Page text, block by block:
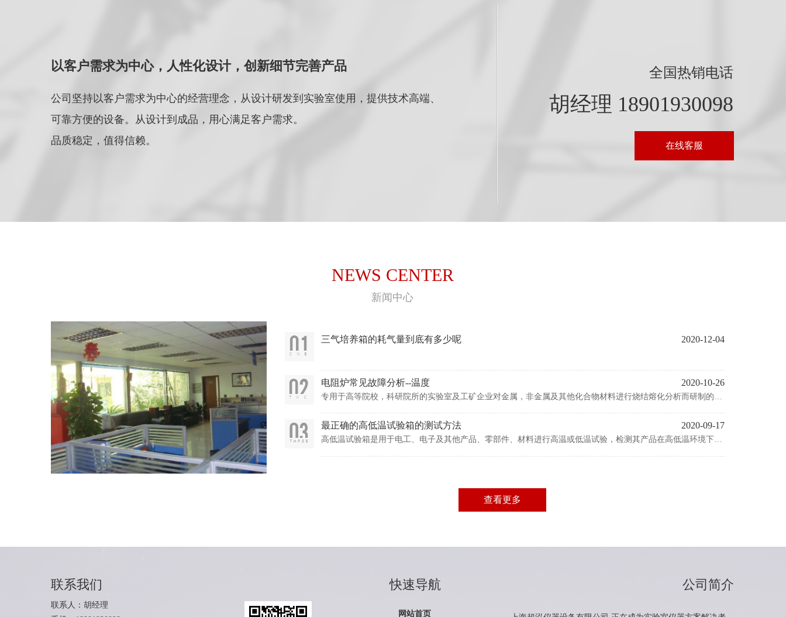
公司坚持以客户需求为中心的经营理念，从设计研发到实验室使用，提供技术高端、
可靠方便的设备。从设计到成品，用心满足客户需求。
品质稳定，值得信赖。
全国热销电话
在线客服
以客户需求为中心，人性化设计，创新细节完善产品
胡经理 18901930098
NEWS CENTER
新闻中心
三气培养箱的耗气量到底有多少呢 2020-12-04
电阻炉常见故障分析--温度 2020-10-26
专用于高等院校，科研院所的实验室及工矿企业对金属，非金属及其他化合物材料进行烧结熔化分析而研制的专
工，机械，耐火材料，新材料开发，特种材料，建材领域。
最正确的高低温试验箱的测试方法 2020-09-17
高低温试验箱是用于电工、电子及其他产品、零部件、材料进行高温或低温试验，检测其产品在高低温环境下储
查看更多
联系我们
联系人：胡经理
快速导航
网站首页
公司简介